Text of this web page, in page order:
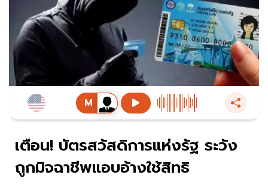
เตือน! บัตรสวัสดิการแห่งรัฐ ระวัง
ถูกมิจฉาชีพแอบอ้างใช้สิทธิ